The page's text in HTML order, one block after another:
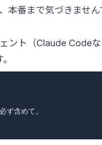
本番まで気づきません
ント（Claude Codeな
ず含めて。